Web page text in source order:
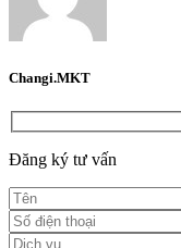
Changi.MKT
Đăng ký tư vấn